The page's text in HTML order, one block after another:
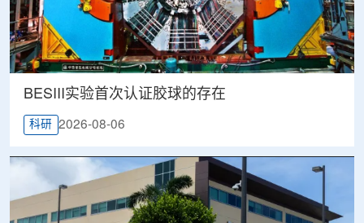
BESIII实验首次认证胶球的存在
科研 2026-08-06